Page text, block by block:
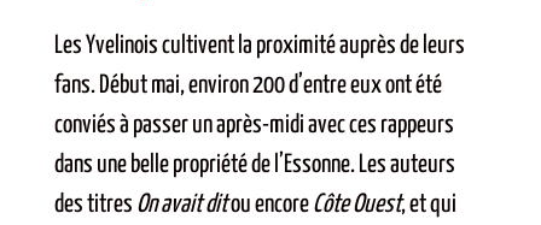
Les Yvelinois cultivent la proximité auprès de leurs
fans. Début mai, environ 200 d’entre eux ont été
conviés à passer un après-midi avec ces rappeurs
dans une belle propriété de l’Essonne. Les auteurs
des titres On avait ditou encore Côte Ouest, et qui